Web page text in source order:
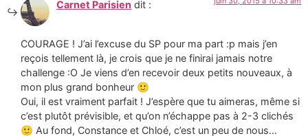
Carnet Parisien dit :
COURAGE ! J’ai l’excuse du SP pour ma part :p mais j’en
reçois tellement là, je crois que je ne finirai jamais notre
challenge :O Je viens d’en recevoir deux petits nouveaux, à
mon plus grand bonheur 🙂
Oui, il est vraiment parfait ! J’espère que tu aimeras, même si
c’est plutôt prévisible, et qu’on n’échappe pas à 2-3 clichés
🙂 Au fond, Constance et Chloé, c’est un peu de nous…